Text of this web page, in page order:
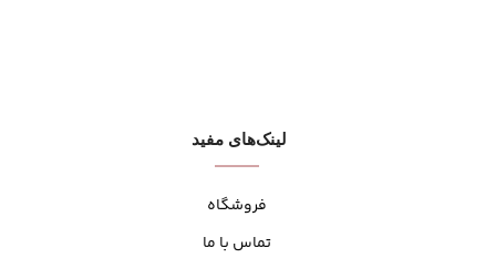
لینک‌های مفید
فروشگاه
تماس با ما